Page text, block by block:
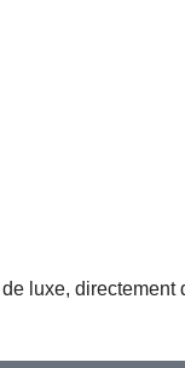
luxe, directement